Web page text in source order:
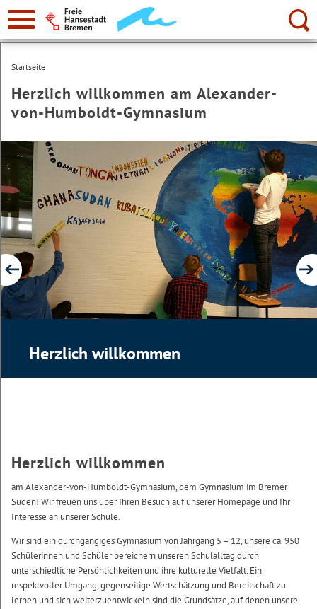
zur
Navigation
Suche:
Startseite
Herzlich willkommen am Alexander-
von-Humboldt-Gymnasium
Herzlich willkommen
Herzlich willkommen
am Alexander-von-Humboldt-Gymnasium, dem Gymnasium im Bremer
Süden! Wir freuen uns über Ihren Besuch auf unserer Homepage und Ihr
Interesse an unserer Schule.
Wir sind ein durchgängiges Gymnasium von Jahrgang 5 – 12, unsere ca. 950
Schülerinnen und Schüler bereichern unseren Schulalltag durch
unterschiedliche Persönlichkeiten und ihre kulturelle Vielfalt. Ein
respektvoller Umgang, gegenseitige Wertschätzung und Bereitschaft zu
lernen und sich weiterzuentwickeln sind die Grundsätze, auf denen unsere